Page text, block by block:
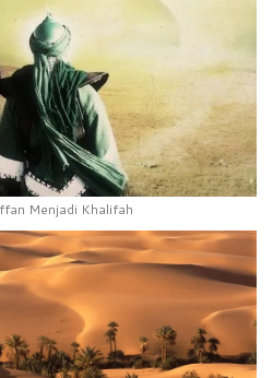
Menjadi Khalifah